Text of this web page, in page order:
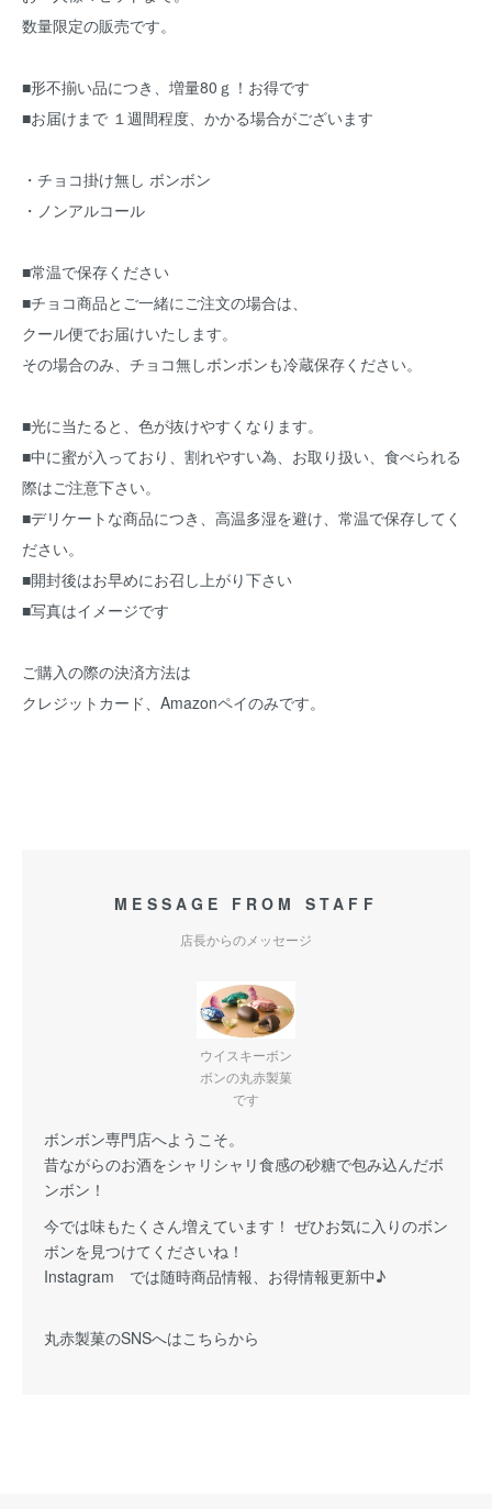
数量限定の販売です。
■形不揃い品につき、増量80ｇ！お得です
■お届けまで １週間程度、かかる場合がございます
・チョコ掛け無し ボンボン
・ノンアルコール
■常温で保存ください
■チョコ商品とご一緒にご注文の場合は、
クール便でお届けいたします。
その場合のみ、チョコ無しボンボンも冷蔵保存ください。
■光に当たると、色が抜けやすくなります。
■中に蜜が入っており、割れやすい為、お取り扱い、食べられる
際はご注意下さい。
■デリケートな商品につき、高温多湿を避け、常温で保存してく
ださい。
■開封後はお早めにお召し上がり下さい
■写真はイメージです
ご購入の際の決済方法は
クレジットカード、Amazonペイのみです。
MESSAGE FROM STAFF
店長からのメッセージ
ウイスキーボン
ボンの丸赤製菓
です
ボンボン専門店へようこそ。
昔ながらのお酒をシャリシャリ食感の砂糖で包み込んだボ
ンボン！
今では味もたくさん増えています！ ぜひお気に入りのボン
ボンを見つけてくださいね！
Instagram では随時商品情報、お得情報更新中♪
丸赤製菓のSNSへはこちらから